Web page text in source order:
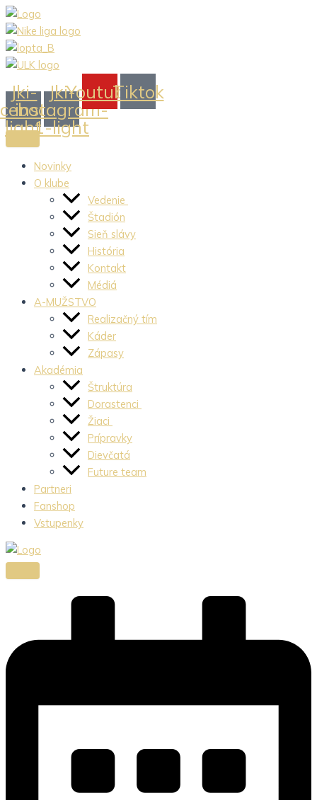
Preskočiť
na
obsah
Jki-
light
Jki-
instagram-
1-light
YoutubeTiktok
Novinky
O klube
Vedenie
Štadión
Sieň slávy
História
Kontakt
Médiá
A-MUŽSTVO
Realizačný tím
Káder
Zápasy
Akadémia
Štruktúra
Dorastenci
Žiaci
Prípravky
Dievčatá
Future team
Partneri
Fanshop
Vstupenky